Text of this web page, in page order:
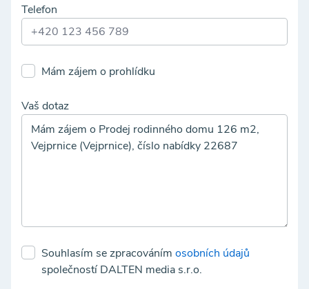
Telefon
Mám zájem o prohlídku
Vaš dotaz
Souhlasím se zpracováním osobních údajů
společností DALTEN media s.r.o.